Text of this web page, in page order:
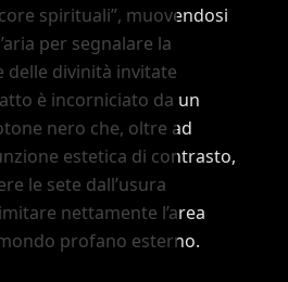
spirituali”, muovendosi
’aria per segnalare la
delle divinità invitate
è incorniciato da un
nero che, oltre ad
estetica di contrasto,
le sete dall’usura
nettamente l’area
profano esterno.